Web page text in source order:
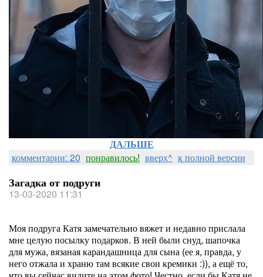
ДАЛЬШЕ
комментарии: 20 понравилось! вверх^ к полной версии
Загадка от подруги
13-03-2020 11:31
Моя подруга Катя замечательно вяжет и недавно прислала
мне целую посылку подарков. В ней были снуд, шапочка
для мужа, вязаная карандашница для сына (ее я, правда, у
него отжала и храню там всякие свои кремики :)), а ещё то,